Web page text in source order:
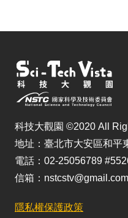
科技大觀園 ©2020 All
地址：臺北市大安區和平
電話：02-25056789
信箱：nstcstv@gmail.com
隱私權保護政策